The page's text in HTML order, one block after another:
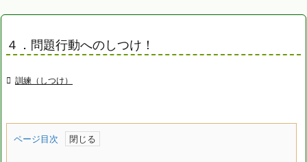
４．問題行動へのしつけ！
 訓練（しつけ）
ページ目次